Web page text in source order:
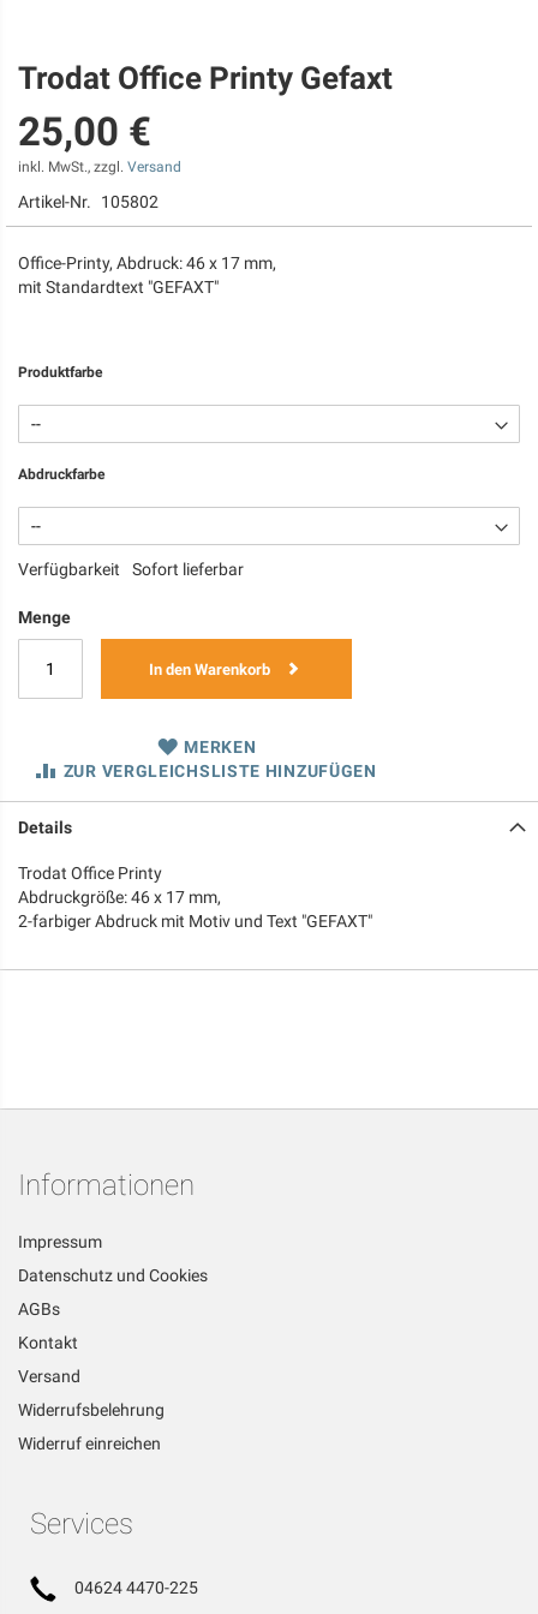
Zum
Anfang
der
Bildgalerie
springen
Trodat Office Printy Gefaxt
25,00 €
inkl. MwSt., zzgl. Versand
Artikel-Nr. 105802
Office-Printy, Abdruck: 46 x 17 mm,
mit Standardtext "GEFAXT"
Produktfarbe
Abdruckfarbe
Verfügbarkeit Sofort lieferbar
Menge
In den Warenkorb
MERKEN
ZUR VERGLEICHSLISTE HINZUFÜGEN
Details
Trodat Office Printy
Abdruckgröße: 46 x 17 mm,
2-farbiger Abdruck mit Motiv und Text "GEFAXT"
Informationen
Impressum
Datenschutz und Cookies
AGBs
Kontakt
Versand
Widerrufsbelehrung
Widerruf einreichen
Services
04624 4470-225